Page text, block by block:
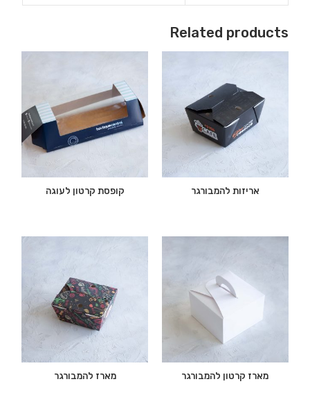
Related products
אריזות להמבורגר קופסת קרטון לעוגה
מארז קרטון להמבורגר מארז להמבורגר